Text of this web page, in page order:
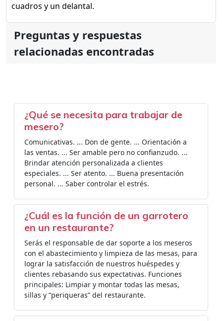
cuadros y un delantal.
Preguntas y respuestas
relacionadas encontradas
¿Qué se necesita para trabajar de
mesero?
Comunicativas. ... Don de gente. ... Orientación a
las ventas. ... Ser amable pero no confianzudo. ...
Brindar atención personalizada a clientes
especiales. ... Ser atento. ... Buena presentación
personal. ... Saber controlar el estrés.
¿Cuál es la función de un garrotero
en un restaurante?
Serás el responsable de dar soporte a los meseros
con el abastecimiento y limpieza de las mesas, para
lograr la satisfacción de nuestros huéspedes y
clientes rebasando sus expectativas. Funciones
principales: Limpiar y montar todas las mesas,
sillas y “periqueras” del restaurante.